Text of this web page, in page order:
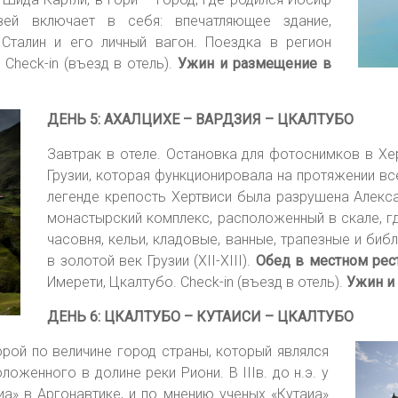
включает в себя: впечатляющее здание,
и его личный вагон. Поездка в регион
in (въезд в отель).Ужин и размещение в
ДЕНЬ 5: АХАЛЦИХЕ – ВАРДЗИЯ – ЦКАЛТУБО
Завтрак в отеле. Остановка для фотоснимков в
Грузии, которая функционировала на протяжении
легенде крепость Хертвиси была разрушена
монастырский комплекс, расположенный в скале,
часовня, кельи, кладовые, ванные, трапезные и
в золотой век Грузии (XII-XIII). Обед в местном
Имерети, Цкалтубо. Check-in (въезд в отель). Ужин и
ДЕНЬ 6: ЦКАЛТУБО – КУТАИСИ – ЦКАЛТУБО
по величине город страны, который являлся
в долине реки Риони. В IIIв. до н.э. у
в Аргонавтике, и по мнению ученых «Кутаиа»